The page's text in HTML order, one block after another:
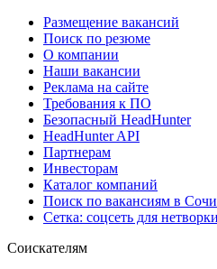
Размещение вакансий
Поиск по резюме
О компании
Наши вакансии
Реклама на сайте
Требования к ПО
Безопасный HeadHunter
HeadHunter API
Партнерам
Инвесторам
Каталог компаний
Поиск по вакансиям в Сочи
Сетка: соцсеть для
Соискателям